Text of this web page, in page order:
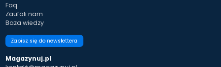
Faq
Zaufali nam
Baza wiedzy
Zapisz się do newslettera
Magazynuj.pl